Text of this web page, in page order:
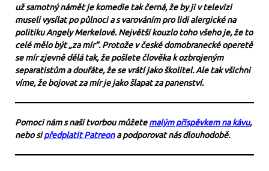
už samotný námět je komedie tak černá, že by ji v televizi
museli vysílat po půlnoci a s varováním pro lidi alergické na
politiku Angely Merkelové. Největší kouzlo toho všeho je, že to
celé mělo být „za mír“. Protože v české domobranecké operetě
se mír zjevně dělá tak, že pošlete člověka k ozbrojeným
separatistům a doufáte, že se vrátí jako školitel. Ale tak všichni
víme, že bojovat za mír je jako šlapat za panenství.
Pomoci nám s naší tvorbou můžetemalým příspěvkem na kávu,
nebo sipředplatit Patreona podporovat nás dlouhodobě.